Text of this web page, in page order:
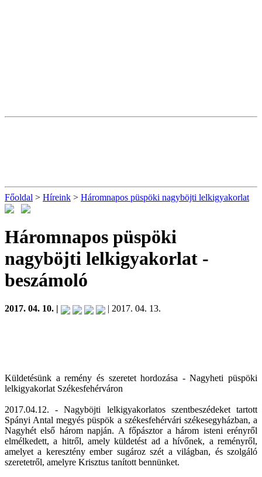
Főoldal > Híreink > Háromnapos püspöki nagyböjti lelkigyakorlat
Háromnapos püspöki
nagyböjti lelkigyakorlat -
beszámoló
2017. 04. 10. | | 2017. 04. 13.
Küldetésünk a remény és szeretet hordozása - Nagyheti püspöki
lelkigyakorlat Székesfehérváron
2017.04.12. - Nagyböjti lelkigyakorlatos szentbeszédeket tartott
Spányi Antal megyés püspök a székesfehérvári székesegyházban, a
Nagyhét első három napján. A főpásztor a három isteni erényről
elmélkedett, a hitről, amely küldetést ad a hívőnek, a reményről,
amelyet a keresztény ember sugároz szét a világban, és szolgáló
szeretetről, amelyre Krisztus tanított bennünket.